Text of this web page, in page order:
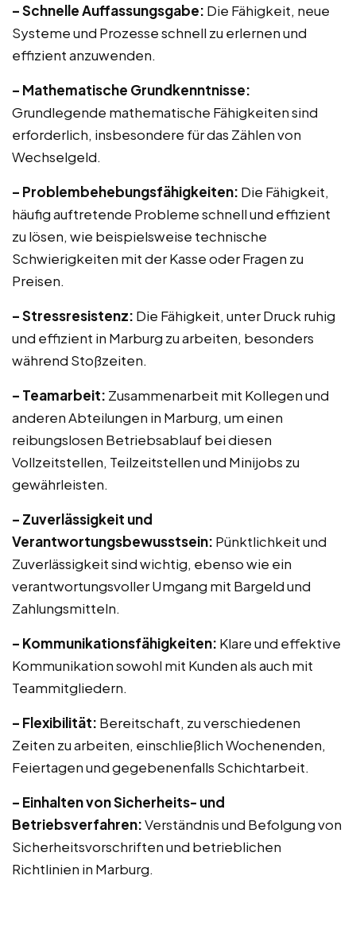
– Schnelle Auffassungsgabe: Die Fähigkeit, neue
Systeme und Prozesse schnell zu erlernen und
effizient anzuwenden.
– Mathematische Grundkenntnisse:
Grundlegende mathematische Fähigkeiten sind
erforderlich, insbesondere für das Zählen von
Wechselgeld.
– Problembehebungsfähigkeiten: Die Fähigkeit,
häufig auftretende Probleme schnell und effizient
zu lösen, wie beispielsweise technische
Schwierigkeiten mit der Kasse oder Fragen zu
Preisen.
– Stressresistenz: Die Fähigkeit, unter Druck ruhig
und effizient in Marburg zu arbeiten, besonders
während Stoßzeiten.
– Teamarbeit: Zusammenarbeit mit Kollegen und
anderen Abteilungen in Marburg, um einen
reibungslosen Betriebsablauf bei diesen
Vollzeitstellen, Teilzeitstellen und Minijobs zu
gewährleisten.
– Zuverlässigkeit und
Verantwortungsbewusstsein: Pünktlichkeit und
Zuverlässigkeit sind wichtig, ebenso wie ein
verantwortungsvoller Umgang mit Bargeld und
Zahlungsmitteln.
– Kommunikationsfähigkeiten: Klare und effektive
Kommunikation sowohl mit Kunden als auch mit
Teammitgliedern.
– Flexibilität: Bereitschaft, zu verschiedenen
Zeiten zu arbeiten, einschließlich Wochenenden,
Feiertagen und gegebenenfalls Schichtarbeit.
– Einhalten von Sicherheits- und
Betriebsverfahren:Verständnis und Befolgung von
Sicherheitsvorschriften und betrieblichen
Richtlinien in Marburg.